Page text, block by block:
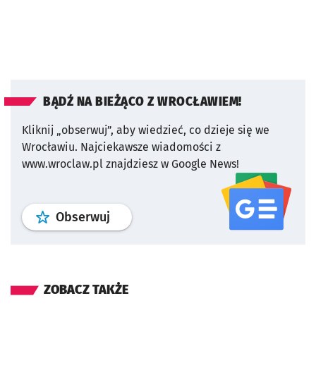
BĄDŹ NA BIEŻĄCO Z WROCŁAWIEM!
Kliknij „obserwuj”, aby wiedzieć, co dzieje się we
Wrocławiu. Najciekawsze wiadomości z
www.wroclaw.pl znajdziesz w Google News!
Obserwuj profil serwisu
ZOBACZ TAKŻE